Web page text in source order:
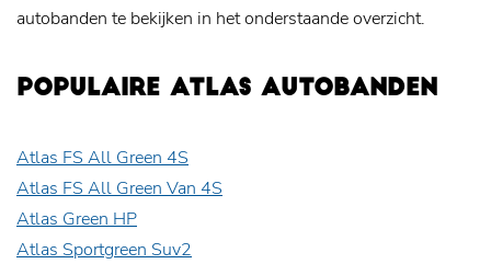
autobanden te bekijken in het onderstaande overzicht.
POPULAIRE ATLAS AUTOBANDEN
Atlas FS All Green 4S
Atlas FS All Green Van 4S
Atlas Green HP
Atlas Sportgreen Suv2